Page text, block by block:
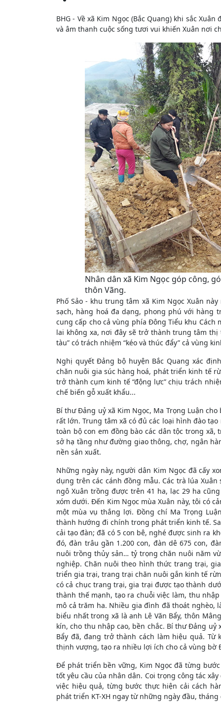
BHG - Về xã Kim Ngọc (Bắc Quang) khi sắc
và âm thanh cuộc sống tươi vui khiến Xuân nơi
Nhân dân xã Kim Ngọc góp công,
thôn Vãng.
Phố Sảo - khu trung tâm xã Kim Ngọc Xuân
sạch, hàng hoá đa dạng, phong phú với hàng
cung cấp cho cả vùng phía Đông Tiểu khu
lai không xa, nơi đây sẽ trở thành trung tâm
tàu” có trách nhiệm “kéo và thúc đẩy” cả vùng
Nghị quyết Đảng bộ huyện Bắc Quang xác
chăn nuôi gia súc hàng hoá, phát triển kinh tế
trở thành cụm kinh tế “động lực” chịu trách
chế biến gỗ xuất khẩu...
Bí thư Đảng uỷ xã Kim Ngọc, Ma Trọng Luận
rất lớn. Trung tâm xã có đủ các loại hình đào
toàn bộ con em đồng bào các dân tộc trong
sở hạ tầng như đường giao thông, chợ, ngân
nền sản xuất.
Những ngày này, người dân Kim Ngọc đã cấy
dụng trên các cánh đồng mẫu. Các trà lúa
ngô Xuân trồng được trên 41 ha, lạc 29 ha
xóm dưới. Đến Kim Ngọc mùa Xuân này, tôi có
một mùa vụ thắng lợi. Đồng chí Ma Trọng
thành hướng đi chính trong phát triển kinh tế.
cải tạo đàn; đã có 5 con bê, nghé được sinh ra
đó, đàn trâu gần 1.200 con, đàn dê 675 con,
nuôi trồng thủy sản… tỷ trọng chăn nuôi năm
nghiệp. Chăn nuôi theo hình thức trang trại,
triển gia trại, trang trại chăn nuôi gắn kinh tế
có cả chục trang trại, gia trại được tạo thành
thành thế mạnh, tạo ra chuỗi việc làm, thu
mô cả trăm ha. Nhiều gia đình đã thoát nghèo,
biểu nhất trong xã là anh Lê Văn Bẩy, thôn
kín, cho thu nhập cao, bền chắc. Bí thư Đảng uỷ
Bẩy đã, đang trở thành cách làm hiệu quả.
thịnh vượng, tạo ra nhiều lợi ích cho cả vùng bờ
Để phát triển bền vững, Kim Ngọc đã từng
tốt yêu cầu của nhân dân. Coi trọng công tác
việc hiệu quả, từng bước thực hiện cải cách
phát triển KT-XH ngay từ những ngày đầu,